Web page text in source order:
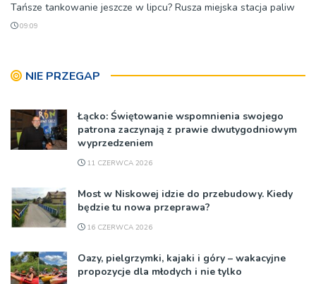
Tańsze tankowanie jeszcze w lipcu? Rusza miejska stacja paliw
09:09
NIE PRZEGAP
Łącko: Świętowanie wspomnienia swojego
patrona zaczynają z prawie dwutygodniowym
wyprzedzeniem
11 CZERWCA 2026
Most w Niskowej idzie do przebudowy. Kiedy
będzie tu nowa przeprawa?
16 CZERWCA 2026
Oazy, pielgrzymki, kajaki i góry – wakacyjne
propozycje dla młodych i nie tylko